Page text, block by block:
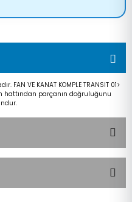
FAN VE KANAT KOMPLE TRANSIT 01>
hattından parçanın doğruluğunu